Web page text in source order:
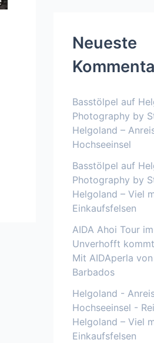
Neueste
Basstölpel auf
Photography by
Helgoland –
Hochseeinsel
Basstölpel auf
Photography by
Helgoland – Viel
Einkaufsfelsen
AIDA Ahoi Tour
Unverhofft
Mit AIDAperla
Barbados
Helgoland -
Hochseeinsel -
Helgoland – Viel
Einkaufsfelsen